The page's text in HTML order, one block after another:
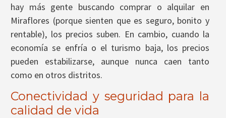
hay más gente buscando comprar o alquilar en
Miraflores (porque sienten que es seguro, bonito y
rentable), los precios suben. En cambio, cuando la
economía se enfría o el turismo baja, los precios
pueden estabilizarse, aunque nunca caen tanto
como en otros distritos.
Conectividad y seguridad para la
calidad de vida